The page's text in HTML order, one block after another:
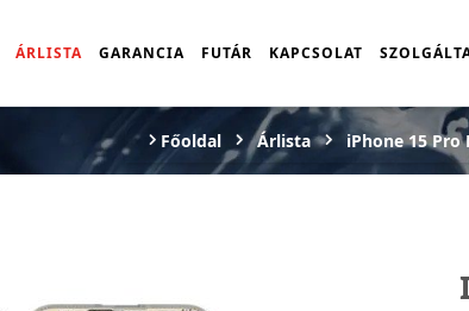
ÁRLISTA GARANCIA FUTÁR KAPCSOLAT
Főoldal Árlista iPhone 15 Pro